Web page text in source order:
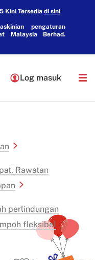
Kini Tersedia di sini
pengaturan
Malaysia Berhad.
Log masuk
Rawatan
perlindungan
fleksibel